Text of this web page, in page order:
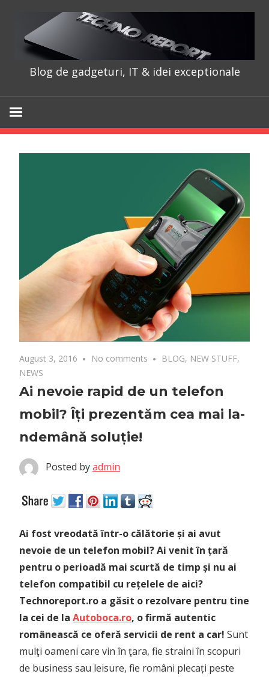
content
Blog de gadgeturi, IT & idei exceptionale
August 3, 2016 No comments BLOG, NEW STUFF,
NEWS
Ai nevoie rapid de un telefon
mobil? Îți prezentăm cea mai la-
ndemână soluție!
Posted byadmin
Ai fost vreodată într-o călătorie și ai avut
nevoie de un telefon mobil? Ai venit în țară
pentru o perioadă mai scurtă de timp și nu ai
telefon compatibil cu rețelele de aici?
Technoreport.ro a găsit o rezolvare pentru tine
la cei de la Autoboca.ro, o firmă autentic
românească ce oferă servicii de rent a car! Sunt
mulţi oameni care vin în ţara, fie straini în scopuri
de business sau leisure, fie români plecați peste